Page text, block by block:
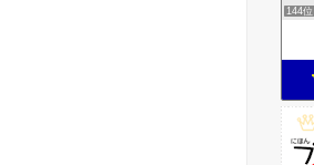
144位
146位